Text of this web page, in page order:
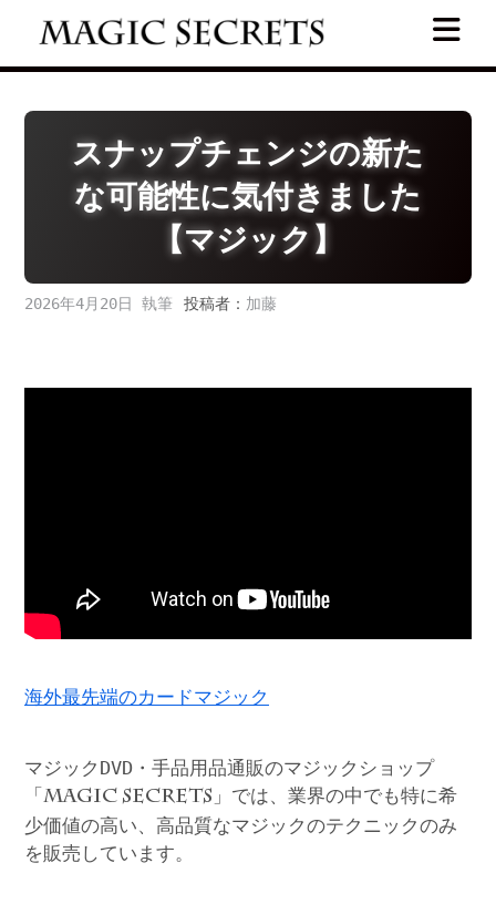
スナップチェンジの新た
な可能性に気付きました
【マジック】
2026年4月20日 投稿者： 加藤
海外最先端のカードマジック
マジックDVD・手品用品通販のマジックショップ
「 MAGIC SECRETS 」では、業界の中でも特に希
少価値の高い、高品質なマジックのテクニックのみ
を販売しています。